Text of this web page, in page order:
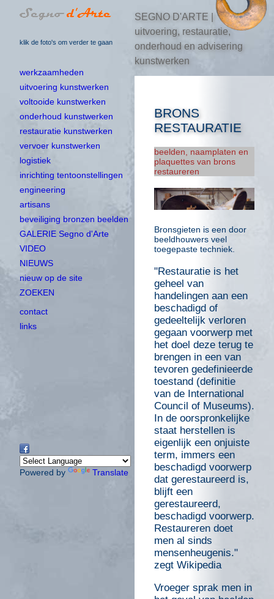
klik de foto's om verder te gaan
SEGNO D'ARTE |
uitvoering, restauratie,
onderhoud en advisering
kunstwerken
werkzaamheden
uitvoering kunstwerken
voltooide kunstwerken
onderhoud kunstwerken
restauratie kunstwerken
vervoer kunstwerken
logistiek
inrichting tentoonstellingen
engineering
artisans
beveiliging bronzen beelden
GALERIE Segno d'Arte
VIDEO
NIEUWS
nieuw op de site
ZOEKEN
contact
links
Powered by Translate
BRONS
RESTAURATIE
beelden, naamplaten en
plaquettes van brons
restaureren
Bronsgieten is een door
beeldhouwers veel
toegepaste techniek.
"Restauratie is het
geheel van
handelingen aan een
beschadigd of
gedeeltelijk verloren
gegaan voorwerp met
het doel deze terug te
brengen in een van
tevoren gedefinieerde
toestand (definitie
van de International
Council of Museums).
In de oorspronkelijke
staat herstellen is
eigenlijk een onjuiste
term, immers een
beschadigd voorwerp
dat gerestaureerd is,
blijft een
gerestaureerd,
beschadigd voorwerp.
Restaureren doet
men al sinds
mensenheugenis."
zegt Wikipedia
Vroeger sprak men in